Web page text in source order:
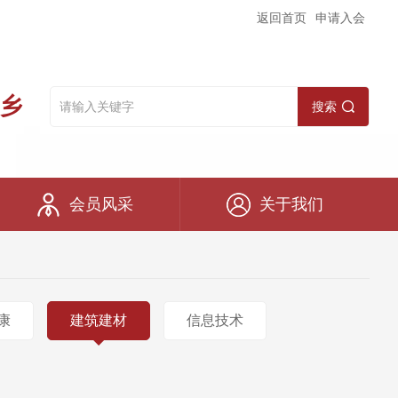
返回首页 申请入会
搜索
会员风采 关于我们
建筑建材 信息技术